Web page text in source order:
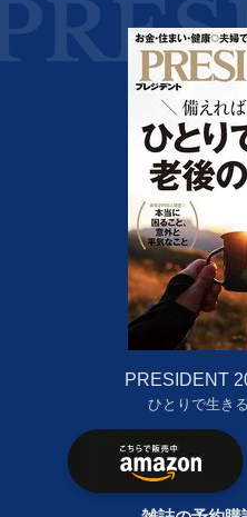
PRESIDENT
ひとりで生き